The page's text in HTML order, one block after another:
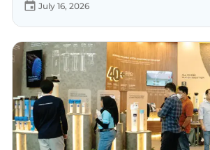
July 16, 2026